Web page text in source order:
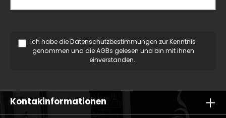
Ich habe dieDatenschutzbestimmungen zur Kenntnis
genommen und dieAGBs gelesen und bin mit ihnen
einverstanden..
Kontakinformationen